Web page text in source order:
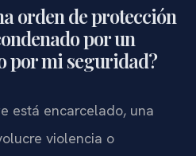
orden de protección
por un
por mi seguridad?
está encarcelado, una
violencia o